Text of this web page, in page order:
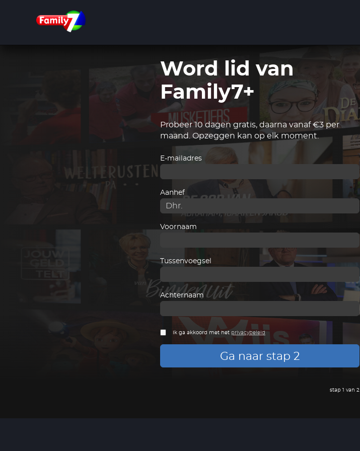
Word lid van
Family7+
Probeer 10 dagen gratis, daarna vanaf €3 per
maand. Opzeggen kan op elk moment.
E-mailadres
Aanhef
Voornaam
Tussenvoegsel
Achternaam
Ik ga akkoord met het privacybeleid
Ga naar stap 2
stap 1 van 2